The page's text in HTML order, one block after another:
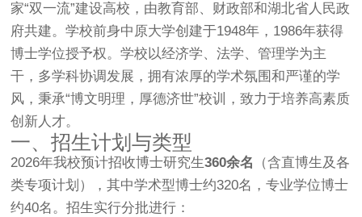
家“双一流”建设高校，由教育部、财政部和湖北省人民政
府共建。学校前身中原大学创建于1948年，1986年获得
博士学位授予权。学校以经济学、法学、管理学为主
干，多学科协调发展，拥有浓厚的学术氛围和严谨的学
风，秉承“博文明理，厚德济世”校训，致力于培养高素质
创新人才。
一、招生计划与类型
2026年我校预计招收博士研究生360余名
（含直博生及各
类专项计划），其中学术型博士约320名，专业学位博士
约40名。招生实行分批进行：